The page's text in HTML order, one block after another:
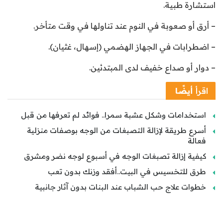
استشارة طبية.
– أرق أو صعوبة في النوم عند تناولها في وقت متأخر.
– اضطرابات في الجهاز الهضمي (إسهال، غثيان).
– دوار أو صداع خفيف لدى المبتدئين.
اقرأ أيضًا
استخدامات وشكل عشبة سمرا.. فوائد لم تعرفها من قبل
أسرع طريقة لإزالة التصبغات من الوجه بوصفات منزلية
فعالة
كيفية إزالة تصبغات الوجه في أسبوع لوجه نضر ومشرق
طرق للتخسيس في البيت..أفقد وزنك بدون تعب
خطوات علاج حب الشباب عند البنات بدون آثار جانبية